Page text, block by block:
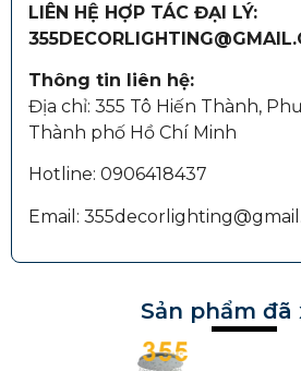
LIÊN HỆ HỢP TÁC ĐẠI LÝ:
Thông tin liên hệ:
Địa chỉ: 355 Tô Hiến Thành,
Thành phố Hồ Chí Minh
Hotline: 0906418437
Email:
Sản phẩm đã